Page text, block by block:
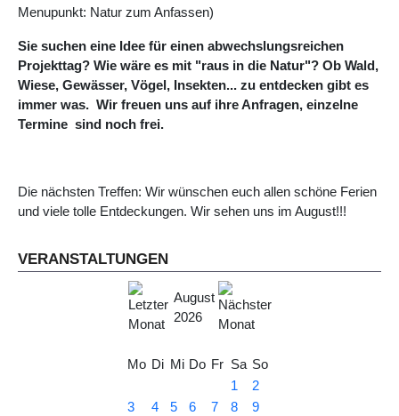
Menupunkt: Natur zum Anfassen)
Sie suchen eine Idee für einen abwechslungsreichen
Projekttag? Wie wäre es mit "raus in die Natur"? Ob Wald,
Wiese, Gewässer, Vögel, Insekten... zu entdecken gibt es
immer was. Wir freuen uns auf ihre Anfragen, einzelne
Termine sind noch frei.
Die nächsten Treffen: Wir wünschen euch allen schöne Ferien
und viele tolle Entdeckungen. Wir sehen uns im August!!!
VERANSTALTUNGEN
August
2026
Mo Di Mi Do Fr Sa So
1
2
3
4 5 6 7 8
9